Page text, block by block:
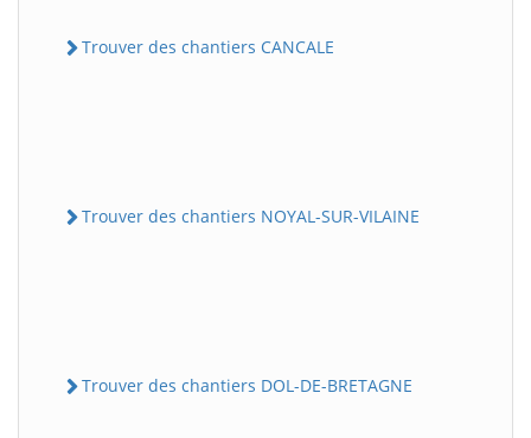
Trouver des chantiers CANCALE
Trouver des chantiers NOYAL-SUR-VILAINE
Trouver des chantiers DOL-DE-BRETAGNE